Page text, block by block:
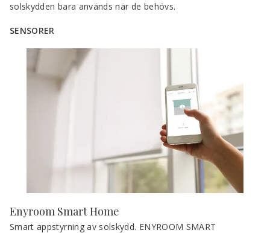
solskydden bara används när de behövs.
SENSORER
Enyroom Smart Home
Smart appstyrning av solskydd. ENYROOM SMART